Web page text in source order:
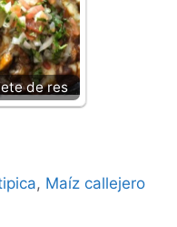
de res
, Maíz callejero